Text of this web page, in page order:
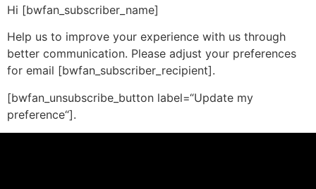
Hi [bwfan_subscriber_name]
Help us to improve your experience with us through
better communication. Please adjust your preferences
for email [bwfan_subscriber_recipient].
[bwfan_unsubscribe_button label=“Update my
preference“].